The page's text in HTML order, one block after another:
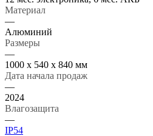
Материал
—
Алюминий
Размеры
—
1000 x 540 x 840 мм
Дата начала продаж
—
2024
Влагозащита
—
IP54